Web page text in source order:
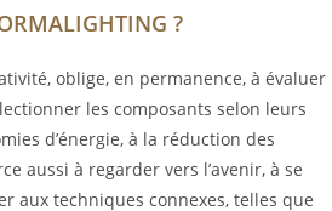
?
oblige, en permanence, à évaluer
les composants selon leurs
d’énergie, à la réduction des
aussi à regarder vers l’avenir, à se
aux techniques connexes, telles que